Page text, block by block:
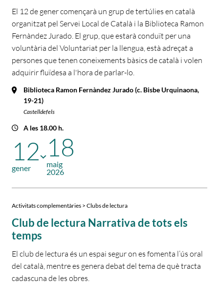
El 12 de gener començarà un grup de tertúlies en català
organitzat pel Servei Local de Català i la Biblioteca Ramon
Fernàndez Jurado. El grup, que estarà conduït per una
voluntària del Voluntariat per la llengua, està adreçat a
persones que tenen coneixements bàsics de català i volen
adquirir fluïdesa a l'hora de parlar-lo.
Biblioteca Ramon Fernàndez Jurado (c. Bisbe Urquinaona,
19-21)
Castelldefels
A les 18.00 h.
12
gener
18
maig
2026
Activitats complementàries > Clubs de lectura
Club de lectura Narrativa de tots els
temps
El club de lectura és un espai segur on es fomenta l’ús oral
del català, mentre es genera debat del tema de què tracta
cadascuna de les obres.